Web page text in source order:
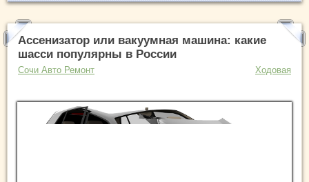
Ассенизатор или вакуумная машина: какие
шасси популярны в России
Сочи Авто Ремонт Ходовая